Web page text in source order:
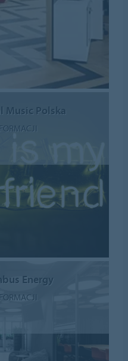
Music Polska
Energy